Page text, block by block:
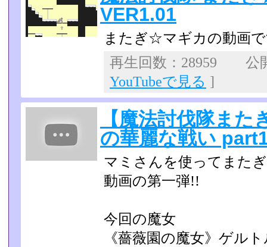
VER1.01
またぎ☆マギカの動画
再生回数：28959 公
YouTubeで見る ]
【魔法討伐隊ま
の華麗な戦い
マミさんを使ってまた
動画の第一弾!!
今回の魔女
《薔薇園の魔女》ゲル